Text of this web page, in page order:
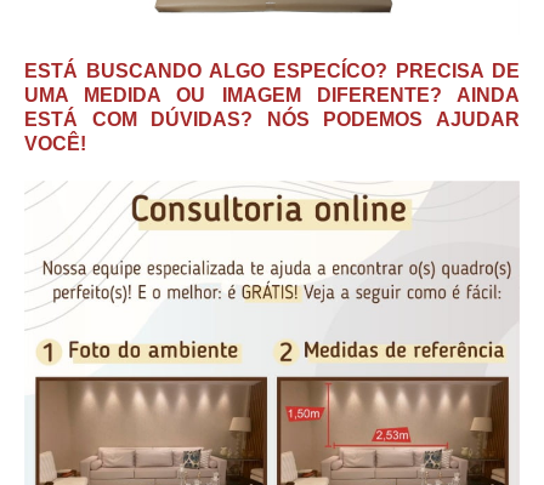
ESTÁ BUSCANDO ALGO ESPECÍCO? PRECISA DE
UMA MEDIDA OU IMAGEM DIFERENTE? AINDA
ESTÁ COM DÚVIDAS? NÓS PODEMOS AJUDAR
VOCÊ!